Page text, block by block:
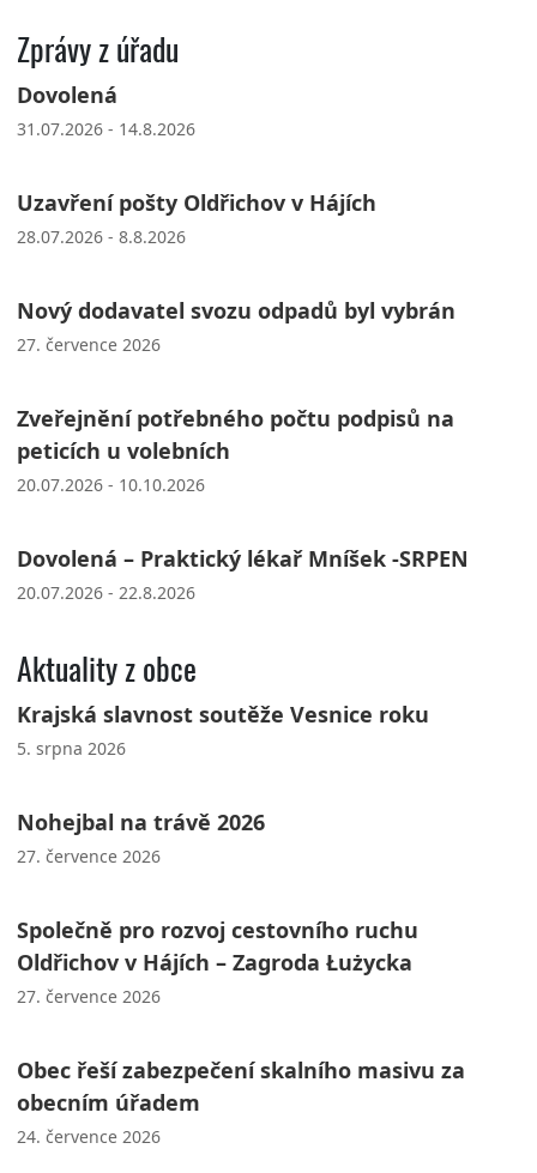
Zprávy z úřadu
Dovolená
31.07.2026 - 14.8.2026
Uzavření pošty Oldřichov v Hájích
28.07.2026 - 8.8.2026
Nový dodavatel svozu odpadů byl vybrán
27. července 2026
Zveřejnění potřebného počtu podpisů na
peticích u volebních
20.07.2026 - 10.10.2026
Dovolená – Praktický lékař Mníšek -SRPEN
20.07.2026 - 22.8.2026
Aktuality z obce
Krajská slavnost soutěže Vesnice roku
5. srpna 2026
Nohejbal na trávě 2026
27. července 2026
Společně pro rozvoj cestovního ruchu
Oldřichov v Hájích – Zagroda Łużycka
27. července 2026
Obec řeší zabezpečení skalního masivu za
obecním úřadem
24. července 2026